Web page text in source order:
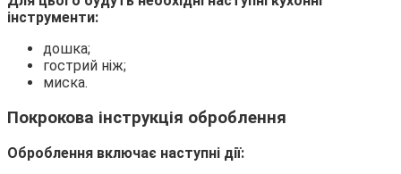
інструменти:
дошка;
гострий ніж;
миска.
Покрокова інструкція оброблення
Оброблення включає наступні дії: